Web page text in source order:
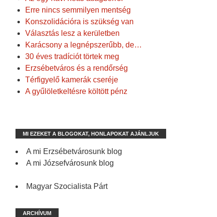
Erre nincs semmilyen mentség
Konszolidációra is szükség van
Választás lesz a kerületben
Karácsony a legnépszerűbb, de…
30 éves tradíciót törtek meg
Erzsébetváros és a rendőrség
Térfigyelő kamerák cseréje
A gyűlöletkeltésre költött pénz
MI EZEKET A BLOGOKAT, HONLAPOKAT AJÁNLJUK
A mi Erzsébetvárosunk blog
A mi Józsefvárosunk blog
Magyar Szocialista Párt
ARCHÍVUM